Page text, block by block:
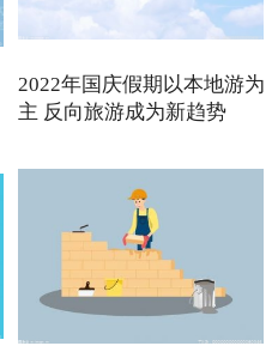
2022年国庆假期以本地游为
主 反向旅游成为新趋势